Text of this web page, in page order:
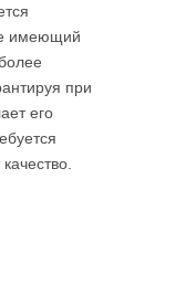
имеющий
при
его